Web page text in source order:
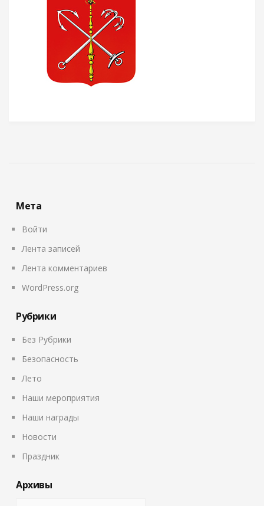
Мета
Войти
Лента записей
Лента комментариев
WordPress.org
Рубрики
Без Рубрики
Безопасность
Лето
Наши мероприятия
Наши награды
Новости
Праздник
Архивы